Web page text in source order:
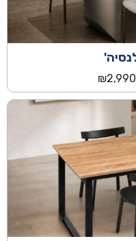
₪
הנוכחי
הוא:
₪2,990.00.